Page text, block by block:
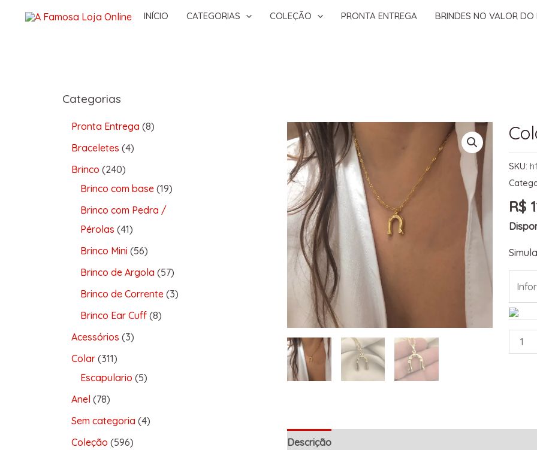
INÍCIO CATEGORIAS COLEÇÃO PRONTA ENTREGA BRINDES NO VALOR DO
Categorias
Pronta Entrega 8
Braceletes 4
Brinco 240
Brinco com base 19
Brinco com Pedra /
Pérolas 41
Brinco Mini 56
Brinco de Argola 57
Brinco de Corrente 3
Brinco Ear Cuff 8
Acessórios 3
Colar 311
Escapulario 5
Anel 78
Sem categoria 4
Coleção 596
SKU:
R$
Descrição